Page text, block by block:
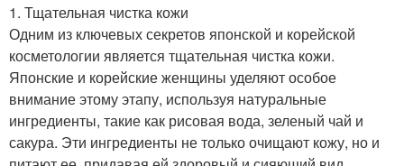
1. Тщательная чистка кожи
Одним из ключевых секретов японской и корейской
косметологии является тщательная чистка кожи.
Японские и корейские женщины уделяют особое
внимание этому этапу, используя натуральные
ингредиенты, такие как рисовая вода, зеленый чай и
сакура. Эти ингредиенты не только очищают кожу, но и